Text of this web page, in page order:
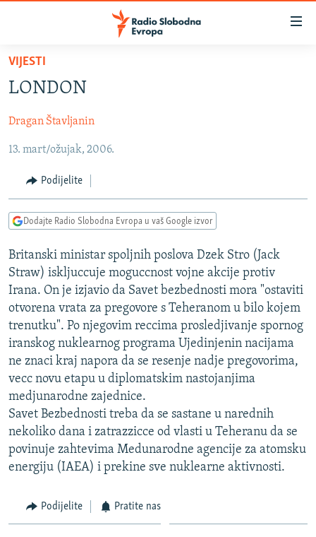
Pređite
glavni
Pređite
na
navigaciju
Pređite
na
pretragu
SRBIJA
KOSOVO
CRNA GORA
VIZUELNO
VIDEO
FOTOGALERIJE
INFOGRAFIKE
PODCASTI
RAT U UKRAJINI
KINA NA BALKANU
RSE PRIČE IZ SVIJETA
ISPRIČAJ MI
DNEVNO@RSE
SPECIJALI RSE
VIŠE OD NASLOVA
GENOCID U SREBRENICI
POPLAVE I KLIZIŠTA U BIH 2024.
POST SCRIPTUM
PRATITE NAS
VIJESTI
LONDON
Dragan Štavljanin
13. mart/ožujak, 2006.
Podijelite
Dodajte Radio Slobodna Evropa u vaš Google izvor
Britanski ministar spoljnih poslova Dzek Stro (Jack
Straw) iskljuccuje moguccnost vojne akcije protiv
Irana. On je izjavio da Savet bezbednosti mora "ostaviti
otvorena vrata za pregovore s Teheranom u bilo kojem
trenutku". Po njegovim reccima prosledjivanje spornog
iranskog nuklearnog programa Ujedinjenin nacijama
ne znaci kraj napora da se resenje nadje pregovorima,
vecc novu etapu u diplomatskim nastojanjima
medjunarodne zajednice.
Savet Bezbednosti treba da se sastane u narednih
nekoliko dana i zatrazzicce od vlasti u Teheranu da se
povinuje zahtevima Medunarodne agencije za atomsku
energiju (IAEA) i prekine sve nuklearne aktivnosti.
Podijelite Pratite nas